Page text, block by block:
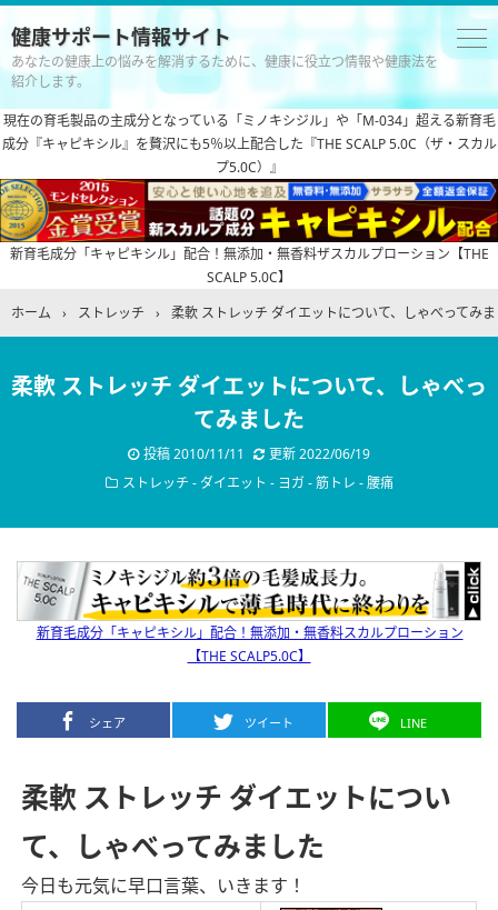
健康サポート情報サイト
あなたの健康上の悩みを解消するために、健康に役立つ情報や健康法を
紹介します。
現在の育毛製品の主成分となっている「ミノキシジル」や「M-034」超える新育毛
成分『キャピキシル』を贅沢にも5％以上配合した『THE SCALP 5.0C（ザ・スカル
プ5.0C）』
新育毛成分「キャピキシル」配合！無添加・無香料ザスカルプローション【THE
SCALP 5.0C】
ホーム
› ストレッチ › 柔軟 ストレッチ ダイエットについて、しゃべってみ
柔軟 ストレッチ ダイエットについて、しゃべっ
てみました
投稿2010/11/11 更新2022/06/19
ストレッチ - ダイエット - ヨガ-筋トレ -腰痛
新育毛成分「キャピキシル」配合！無添加・無香料スカルプローション
【THE SCALP5.0C】
シェア ツイート LINE
柔軟 ストレッチ ダイエットについ
て、しゃべってみました
今日も元気に早口言葉、いきます！